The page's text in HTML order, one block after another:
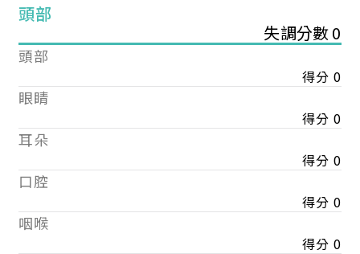
頭部
失調分數 0
頭部
得分 0
眼睛
得分 0
耳朵
得分 0
口腔
得分 0
咽喉
得分 0